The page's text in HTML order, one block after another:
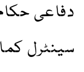
دفاعی
سینٹرل